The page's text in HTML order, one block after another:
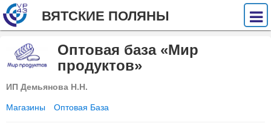
ВЯТСКИЕ ПОЛЯНЫ
Оптовая база «Мир
продуктов»
ИП Демьянова Н.Н.
Магазины Оптовая База